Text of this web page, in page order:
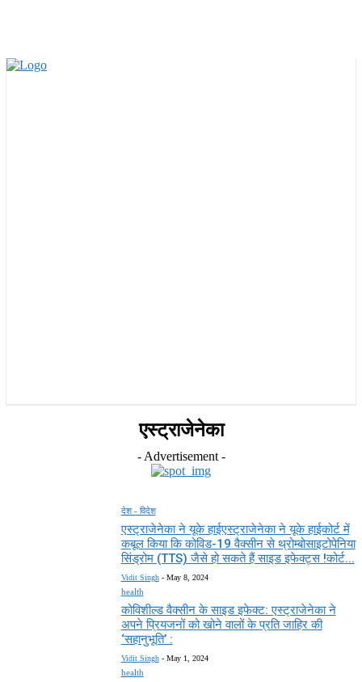
एस्ट्राजेनेका
- Advertisement -
देश - विदेश
एस्ट्राजेनेका ने यूके हाईएस्ट्राजेनेका ने यूके हाईकोर्ट में
कबूल किया कि कोविड-19 वैक्सीन से थ्रोम्बोसाइटोपेनिया
सिंड्रोम (TTS) जैसे हो सकते हैं साइड इफेक्ट्स !कोर्ट...
Vidit Singh - May 8, 2024
health
कोविशील्ड वैक्सीन के साइड इफेक्ट: एस्ट्राजेनेका ने
अपने प्रियजनों को खोने वालों के प्रति जाहिर की
‘सहानुभूति’ :
Vidit Singh - May 1, 2024
health